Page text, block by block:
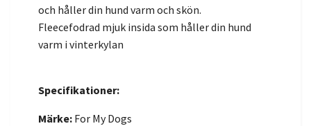
och håller din hund varm och skön.
Fleecefodrad mjuk insida som håller din hund
varm i vinterkylan
Specifikationer:
Märke: For My Dogs